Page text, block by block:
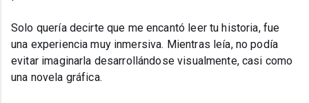
Solo quería decirte que me encantó leer tu historia, fue
una experiencia muy inmersiva. Mientras leía, no podía
evitar imaginarla desarrollándose visualmente, casi como
una novela gráfica.